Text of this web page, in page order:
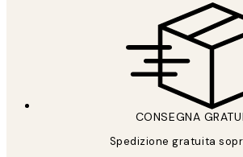
CONSEGNA
Spedizione gratuita